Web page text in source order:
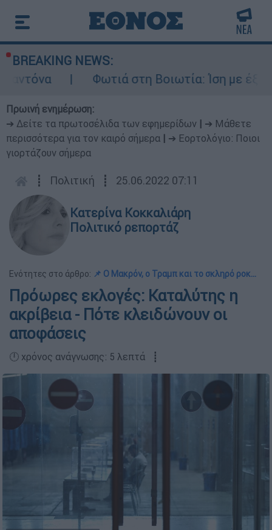
BREAKING NEWS:
Φωτιά στη Βοιωτία: Ίση με έξι
Πρωινή ενημέρωση:
➔ Δείτε τα πρωτοσέλιδα των εφημερίδων
➔ Μάθετε
περισσότερα για τον καιρό σήμερα
➔ Εορτολόγιο: Ποιοι
γιορτάζουν σήμερα
┋ Πολιτική ┋ 25.06.2022 07:11
Κατερίνα Κοκκαλιάρη
Πολιτικό ρεπορτάζ
Ενότητες στο άρθρο: 📌 Ο Μακρόν, ο Τραμπ και το σκληρό ροκ…
Πρόωρες εκλογές: Καταλύτης η
ακρίβεια - Πότε κλειδώνουν οι
αποφάσεις
🕛 χρόνος ανάγνωσης: 5 λεπτά ┋